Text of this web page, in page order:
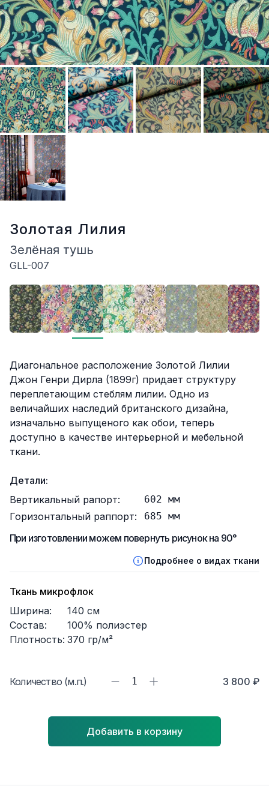
Золотая Лилия
Зелёная тушь
GLL-007
Описание
Диагональное расположение Золотой Лилии
Джон Генри Дирла (1899г) придает структуру
переплетающим стеблям лилии. Одно из
величайших наследий британского дизайна,
изначально выпущеного как обои, теперь
доступно в качестве интерьерной и мебельной
ткани.
Детали:
Вертикальный рапорт:
602 мм
Горизонтальный раппорт: 685 мм
При изготовлении можем повернуть рисунок на 90°
Подробнее о видах ткани
Ткань микрофлок
Ширина:
140 см
Состав:
100% полиэстер
Плотность: 370 гр/м²
Количество (м.п.) 1 3 800 ₽
Добавить в корзину